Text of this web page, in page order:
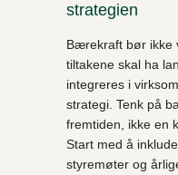
strategien
Bærekraft bør ikke
tiltakene skal ha
integreres i
strategi. Tenk på
fremtiden, ikke en
Start med å
styremøter og